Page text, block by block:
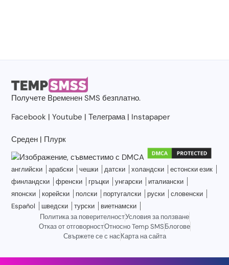
Получете Временен SMS безплатно.
Facebook |Youtube |Телеграма| Instapaper
Среден | Плурк
английски арабски чешки датски холандски
естонски език
финландски
френски гръцки унгарски
италиански
японски
корейски полски португалски руски
словенски
Español
шведски турски
виетнамски
Политика за поверителностУсловия за ползване
Отказ от отговорностОтносно Temp SMSБлогове
Свържете се с насКарта на сайта